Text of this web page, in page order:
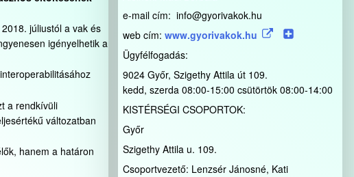
júliustól a vak és
igényelhetik a
a rendkívüli
változatban
hanem a határon
e-mail cím: info@gyorivakok.hu
web cím: www.gyorivakok.hu
Ügyfélfogadás:
9024 Győr, Szigethy Attila út 109.
kedd, szerda 08:00-15:00 csütörtök 08:00-14:00
KISTÉRSÉGI CSOPORTOK:
Győr
Szigethy Attila u. 109.
Csoportvezető: Lenzsér Jánosné, Kati